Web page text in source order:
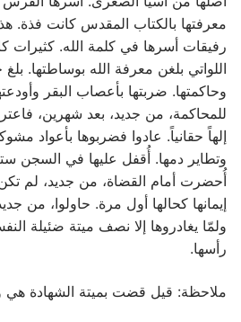
معرفتها بالكتاب المقدس كانت فذة.
رفيقات أسرها في كلمة الله. كثيرات
اللواتي بلغن معرفة الله بوساطتها.
وحاكمتها. ضربتها بأعصاب البقر
للمحاكمة، من جديد، بعد شهرين،
إلهاً حقانياً. عادوا فضربوها بأعواد
وتطاير دمها. أُقفل عليها في السجن
أُحضرت أمام القضاة، من جديد، لم
إيمانها كحالها أول مرة. حاولوا، من
ولمّا يغادروها إلا نصف ميتة ضئيلة
رأسها.
ملاحظة: قيل قضت بميتة الشهادة هي